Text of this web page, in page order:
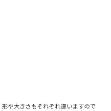
や大きさもそれぞれ違いますので